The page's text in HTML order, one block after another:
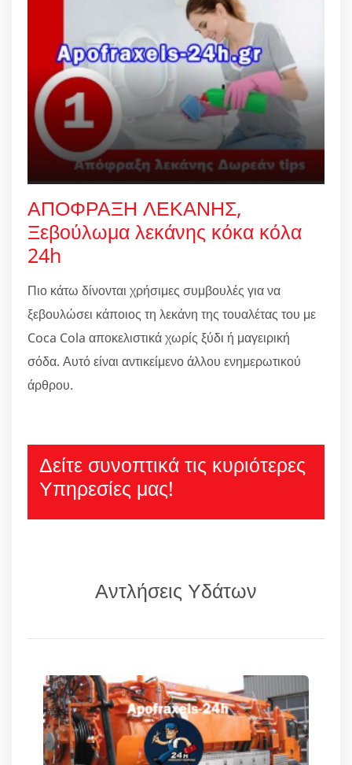
ΑΠΟΦΡΑΞΗ ΛΕΚΑΝΗΣ,
Ξεβούλωμα λεκάνης κόκα κόλα
24h
Πιο κάτω δίνονται χρήσιμες συμβουλές για να
ξεβουλώσει κάποιος τη λεκάνη της τουαλέτας του με
Coca Cola αποκελιστικά χωρίς ξύδι ή μαγειρική
σόδα. Αυτό είναι αντικείμενο άλλου ενημερωτικού
άρθρου.
Δείτε συνοπτικά τις κυριότερες
Υπηρεσίες μας!
Αντλήσεις Υδάτων